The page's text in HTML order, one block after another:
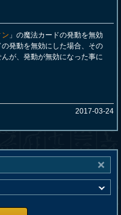
」の魔法カードの発動を無効
発動を無効にした場合、その
が、発動が無効になった事に
2017-03-24